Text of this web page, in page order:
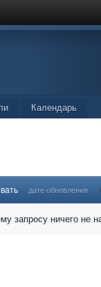
Календарь
дате обновления
запросу ничего не